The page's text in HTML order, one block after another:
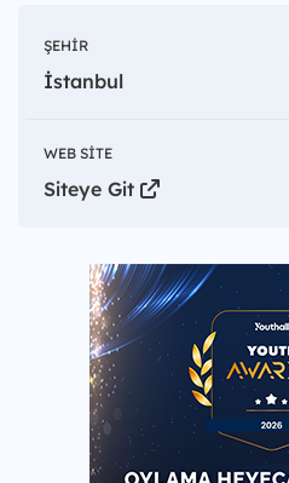
ŞEHIR
İstanbul
WEB SITE
Siteye Git